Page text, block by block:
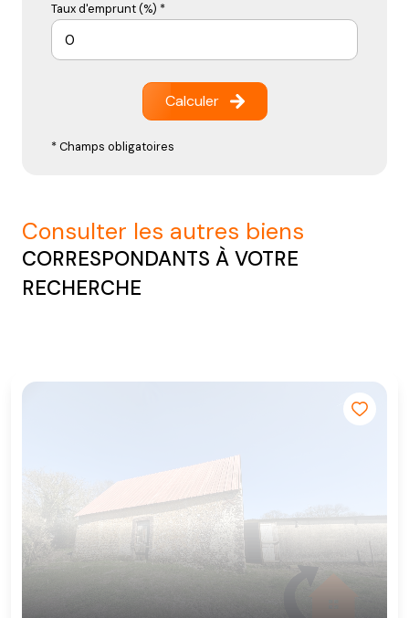
Taux d'emprunt (%) *
Calculer
* Champs obligatoires
consulter les autres biens
CORRESPONDANTS À VOTRE
RECHERCHE